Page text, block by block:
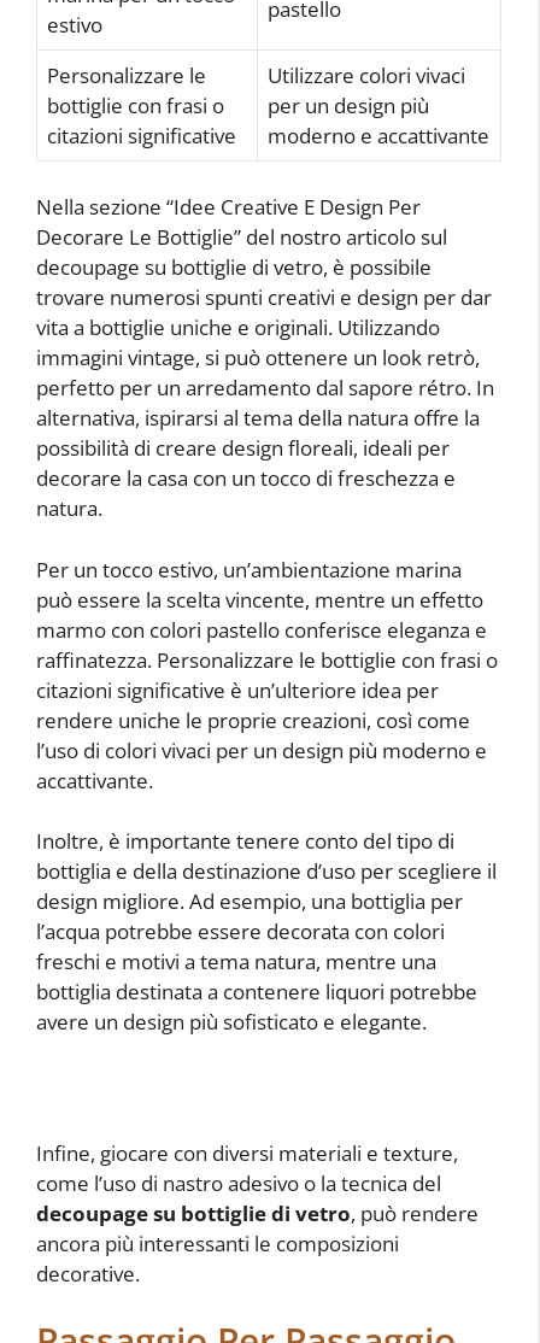
estivo
pastello
Personalizzare le
bottiglie con frasi o
citazioni significative
Utilizzare colori vivaci
per un design più
moderno e accattivante
Nella sezione “Idee Creative E Design Per
Decorare Le Bottiglie” del nostro articolo sul
decoupage su bottiglie di vetro, è possibile
trovare numerosi spunti creativi e design per dar
vita a bottiglie uniche e originali. Utilizzando
immagini vintage, si può ottenere un look retrò,
perfetto per un arredamento dal sapore rétro. In
alternativa, ispirarsi al tema della natura offre la
possibilità di creare design floreali, ideali per
decorare la casa con un tocco di freschezza e
natura.
Per un tocco estivo, un’ambientazione marina
può essere la scelta vincente, mentre un effetto
marmo con colori pastello conferisce eleganza e
raffinatezza. Personalizzare le bottiglie con frasi o
citazioni significative è un’ulteriore idea per
rendere uniche le proprie creazioni, così come
l’uso di colori vivaci per un design più moderno e
accattivante.
Inoltre, è importante tenere conto del tipo di
bottiglia e della destinazione d’uso per scegliere il
design migliore. Ad esempio, una bottiglia per
l’acqua potrebbe essere decorata con colori
freschi e motivi a tema natura, mentre una
bottiglia destinata a contenere liquori potrebbe
avere un design più sofisticato e elegante.
Infine, giocare con diversi materiali e texture,
come l’uso di nastro adesivo o la tecnica del
decoupage su bottiglie di vetro, può rendere
ancora più interessanti le composizioni
decorative.